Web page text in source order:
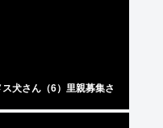
犬さん（6）里親募集さ